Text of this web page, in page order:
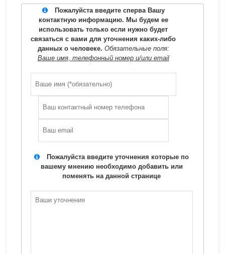
Пожалуйста введите сперва Вашу
контактную информацию. Мы будем ее
использовать только если нужно будет
связаться с вами для уточнения каких-либо
данных о человеке. Обязательные поля:
Ваше имя, телефонный номер и/или email
Пожалуйста введите уточнения которые по
вашему мнению необходимо добавить или
поменять на данной странице